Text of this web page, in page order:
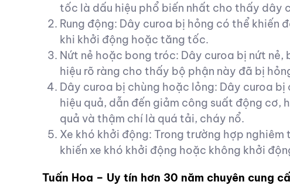
tốc là dấu hiệu phổ biến nhất cho thấy dây
Rung động: Dây curoa bị hỏng có thể
khi khởi động hoặc tăng tốc.
Nứt nẻ hoặc bong tróc: Dây curoa bị nứt
hiệu rõ ràng cho thấy bộ phận này đã bị
Dây curoa bị chùng hoặc lỏng: Dây curoa
hiệu quả, dẫn đến giảm công suất động cơ,
quả và thậm chí là quá tải, cháy nổ.
Xe khó khởi động: Trong trường hợp
khiến xe khó khởi động hoặc không khởi
Tuấn Hoa – Uy tín hơn 30 năm chuyên cung